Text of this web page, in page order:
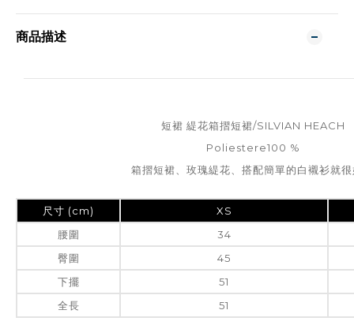
商品描述
短裙 緹花箱摺短裙/SILVIAN HEACH
Poliestere100 %
箱摺短裙、玫瑰緹花、搭配簡單的白襯衫就
尺寸 (cm)
XS
腰圍
34
臀圍
45
下擺
51
全長
51